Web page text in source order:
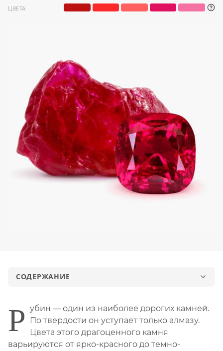
ЦВЕТА
СОДЕРЖАНИЕ
Месторождения рубинов
Лечебные и магические свойства рубина
Подлинность рубина
Р убин — один из наиболее дорогих камней.
По твердости он уступает только алмазу.
Цвета этого драгоценного камня
варьируются от ярко-красного до темно-